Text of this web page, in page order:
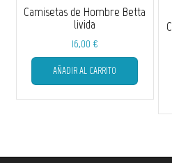
opciones
la
Camisetas de Hombre Betta
livida
16,00 €
AÑADIR AL CARRITO
Este
múltiples
variantes.
se